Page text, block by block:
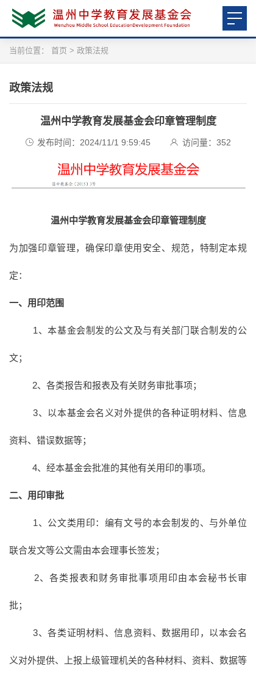
当前位置： 首页 > 政策法规
政策法规
温州中学教育发展基金会印章管理制度
发布时间：2024/11/1 9:59:45 访问量： 352
温州中学教育发展基金会印章管理制度
为加强印章管理，确保印章使用安全、规范，特制定本规
定：
一、用印范围
1、本基金会制发的公文及与有关部门联合制发的公
文；
2、各类报告和报表及有关财务审批事项；
3、以本基金会名义对外提供的各种证明材料、信息
资料、错误数据等；
4、经本基金会批准的其他有关用印的事项。
二、用印审批
1、公文类用印：编有文号的本会制发的、与外单位
联合发文等公文需由本会理事长签发；
2、各类报表和财务审批事项用印由本会秘书长审
批；
3、各类证明材料、信息资料、数据用印，以本会名
义对外提供、上报上级管理机关的各种材料、资料、数据等